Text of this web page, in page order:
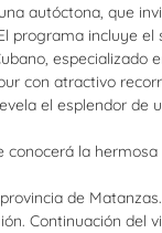
autóctona, que
incluye el
especializado
con atractivo
el esplendor
conocerá la hermosa
de
Continuación del